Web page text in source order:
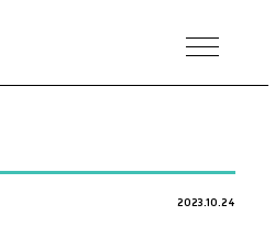
MENU
2023.10.24